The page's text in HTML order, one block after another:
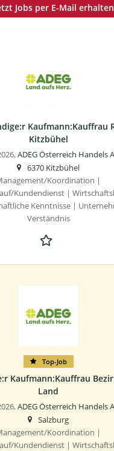
Jobs per E-Mail
Kaufmann:Kauffrau
Kitzbühel
ADEG Österreich Handels
6370 Kitzbühel
Koordination |
Kundendienst |
Kenntnisse |
Verständnis
Top-Job
Kaufmann:Kauffrau
Land
ADEG Österreich Handels
Salzburg
Koordination |
Kundendienst |